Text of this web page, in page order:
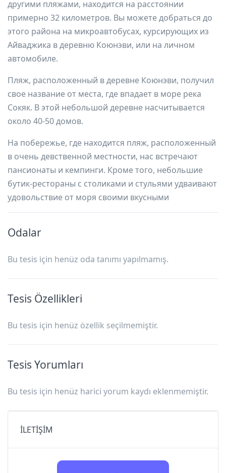
другими пляжами, находится на расстоянии
примерно 32 километров. Вы можете добраться до
этого района на микроавтобусах, курсирующих из
Айваджика в деревню Коюнэви, или на личном
автомобиле.
Пляж, расположенный в деревне Коюнэви, получил
свое название от места, где впадает в море река
Сокяк. В этой небольшой деревне насчитывается
около 40-50 домов.
На побережье, где находится пляж, расположенный
в очень девственной местности, нас встречают
пансионаты и кемпинги. Кроме того, небольшие
бутик-рестораны с столиками и стульями удваивают
удовольствие от моря своими вкусными
Odalar
Bu tesis için henüz oda tanımı yapılmamış.
Tesis Özellikleri
Bu tesis için henüz özellik seçilmemiştir.
Tesis Yorumları
Bu tesis için henüz harici yorum kaydı eklenmemiştir.
İLETİŞİM